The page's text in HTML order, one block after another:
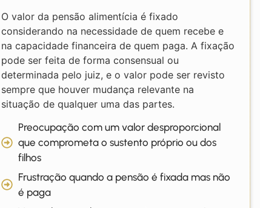
O valor da pensão alimentícia é fixado
considerando na necessidade de quem recebe e
na capacidade financeira de quem paga. A fixação
pode ser feita de forma consensual ou
determinada pelo juiz, e o valor pode ser revisto
sempre que houver mudança relevante na
situação de qualquer uma das partes.
Preocupação com um valor desproporcional
que comprometa o sustento próprio ou dos
filhos
Frustração quando a pensão é fixada mas não
é paga